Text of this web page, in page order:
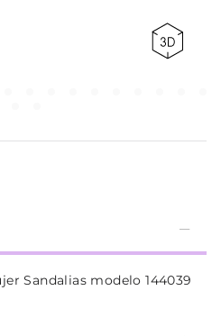
Sandalias modelo 144039